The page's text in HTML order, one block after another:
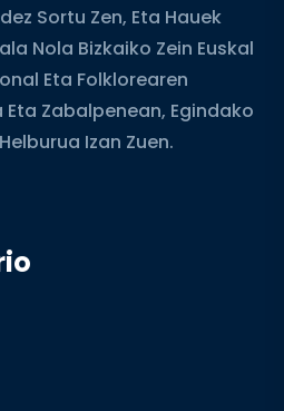
Sortu Zen, Eta Hauek
Nola Bizkaiko Zein Euskal
Eta Folklorearen
Zabalpenean, Egindako
Izan Zuen.